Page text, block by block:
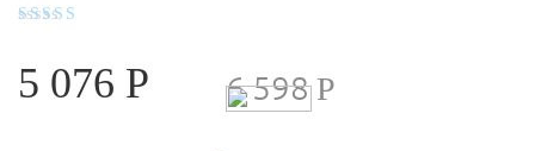
из 5
5 076 Р 6 598Р